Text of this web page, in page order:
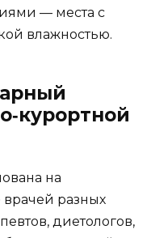
— места с
влажностью.
на
разных
диетологов,